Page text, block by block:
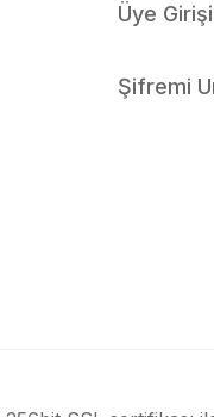
Üye Girişi
Şifremi